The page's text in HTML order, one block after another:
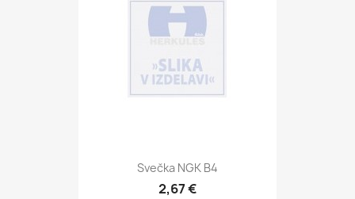
Svečka NGK B4
2,67 €